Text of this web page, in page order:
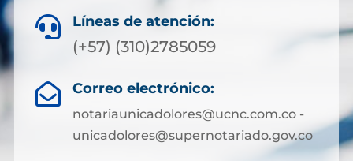
 Líneas de atención:
(+57) (310)2785059
 Correo electrónico:
notariaunicadolores@ucnc.com.co -
unicadolores@supernotariado.gov.co